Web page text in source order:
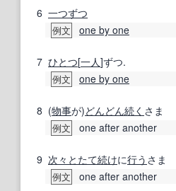
6 一つずつ
例文 one by one
7 ひとつ[一人]ずつ.
例文 one by one
8 (物事が)どんどん続く さま
例文 one after another
9 次々と たて続けに行う さま
例文 one after another